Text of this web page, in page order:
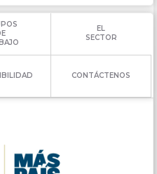
EL
SECTOR
CONTÁCTENOS